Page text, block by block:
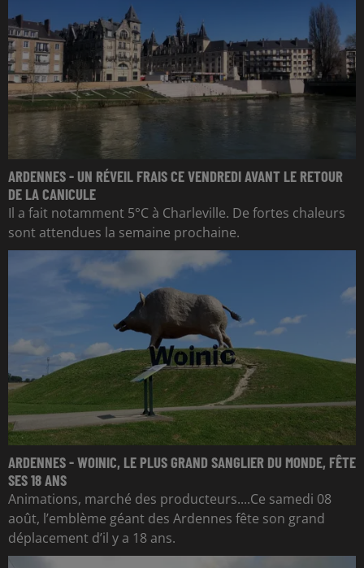
ARDENNES - UN RÉVEIL FRAIS CE VENDREDI AVANT LE RETOUR
DE LA CANICULE
Il a fait notamment 5°C à Charleville. De fortes chaleurs
sont attendues la semaine prochaine.
ARDENNES - WOINIC, LE PLUS GRAND SANGLIER DU MONDE, FÊTE
SES 18 ANS
Animations, marché des producteurs....Ce samedi 08
août, l’emblème géant des Ardennes fête son grand
déplacement d’il y a 18 ans.